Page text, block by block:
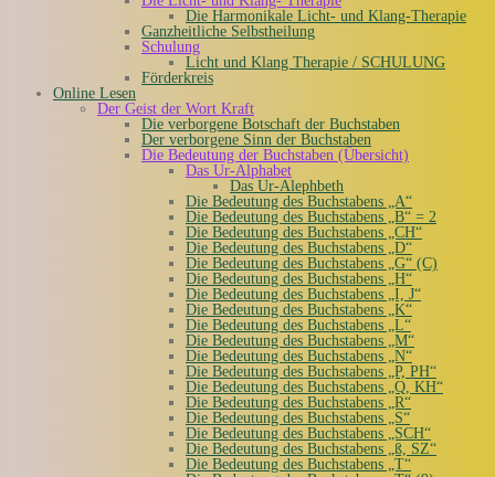
Die Harmonikale Licht- und Klang-Therapie
Ganzheitliche Selbstheilung
Schulung
Licht und Klang Therapie / SCHULUNG
Förderkreis
Online Lesen
Der Geist der Wort Kraft
Die verborgene Botschaft der Buchstaben
Der verborgene Sinn der Buchstaben
Die Bedeutung der Buchstaben (Übersicht)
Das Ur-Alphabet
Das Ur-Alephbeth
Die Bedeutung des Buchstabens „A“
Die Bedeutung des Buchstabens „B“ = 2
Die Bedeutung des Buchstabens „CH“
Die Bedeutung des Buchstabens „D“
Die Bedeutung des Buchstabens „G“ (C)
Die Bedeutung des Buchstabens „H“
Die Bedeutung des Buchstabens „I, J“
Die Bedeutung des Buchstabens „K“
Die Bedeutung des Buchstabens „L“
Die Bedeutung des Buchstabens „M“
Die Bedeutung des Buchstabens „N“
Die Bedeutung des Buchstabens „P, PH“
Die Bedeutung des Buchstabens „Q, KH“
Die Bedeutung des Buchstabens „R“
Die Bedeutung des Buchstabens „S“
Die Bedeutung des Buchstabens „SCH“
Die Bedeutung des Buchstabens „ß, SZ“
Die Bedeutung des Buchstabens „T“